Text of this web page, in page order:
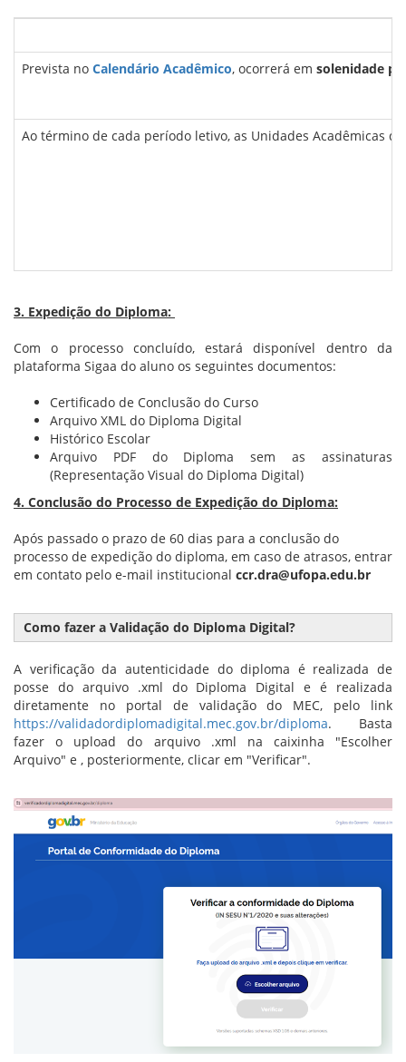
Prevista no Calendário Acadêmico, ocorrerá em solenidade
Ao término de cada período letivo, as Unidades Acadêmicas
3. Expedição do Diploma:
Com o processo concluído, estará disponível dentro da
plataforma Sigaa do aluno os seguintes documentos:
Certificado de Conclusão do Curso
Arquivo XML do Diploma Digital
Histórico Escolar
Arquivo PDF do Diploma sem as assinaturas
(Representação Visual do Diploma Digital)
4. Conclusão do Processo de Expedição do Diploma:
Após passado o prazo de 60 dias para a conclusão do
processo de expedição do diploma, em caso de atrasos, entrar
em contato pelo e-mail institucional ccr.dra@ufopa.edu.br
Como fazer a Validação do Diploma Digital?
A verificação da autenticidade do diploma é realizada de
posse do arquivo .xml do Diploma Digital e é realizada
diretamente no portal de validação do MEC, pelo link
https://validadordiplomadigital.mec.gov.br/diploma. Basta
fazer o upload do arquivo .xml na caixinha "Escolher
Arquivo" e , posteriormente, clicar em "Verificar".